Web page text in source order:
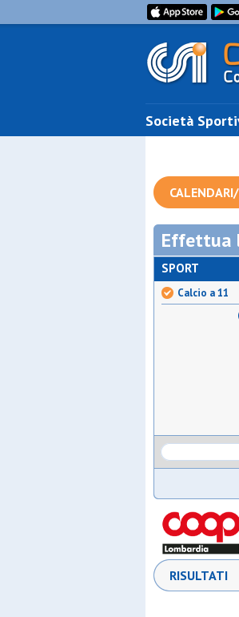
Società
Effettua
SPORT
Calcio a 11
RISULTATI